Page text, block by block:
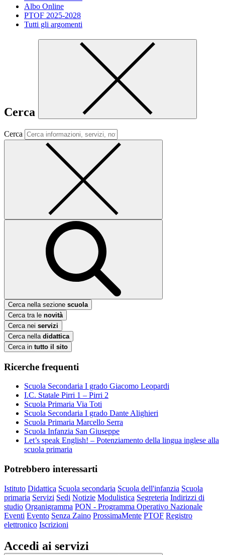
Albo Online
PTOF 2025-2028
Tutti gli argomenti
Cerca
Cerca
Cerca nella sezione scuola
Cerca tra le novità
Cerca nei servizi
Cerca nella didattica
Cerca in tutto il sito
Ricerche frequenti
Scuola Secondaria I grado Giacomo Leopardi
I.C. Statale Pirri 1 – Pirri 2
Scuola Primaria Via Toti
Scuola Secondaria I grado Dante Alighieri
Scuola Primaria Marcello Serra
Scuola Infanzia San Giuseppe
Let’s speak English! – Potenziamento della lingua inglese alla
scuola primaria
Potrebbero interessarti
Istituto Didattica Scuola secondaria Scuola dell'infanzia Scuola
primaria Servizi Sedi Notizie Modulistica Segreteria Indirizzi di
studio Organigramma PON - Programma Operativo Nazionale
Eventi Evento Senza Zaino ProssimaMente PTOF Registro
elettronico Iscrizioni
Accedi ai servizi